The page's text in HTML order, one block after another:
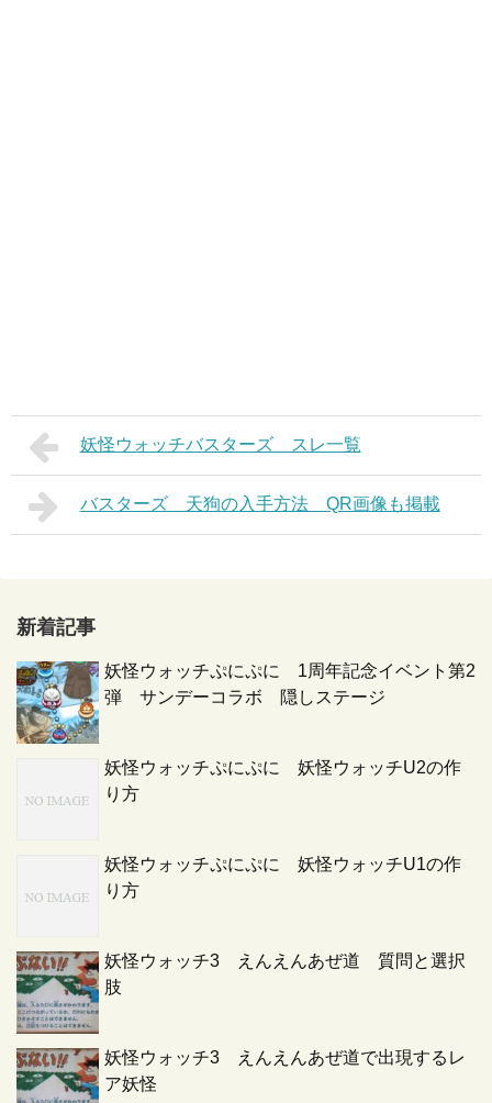
妖怪ウォッチバスターズ スレ一覧
バスターズ 天狗の入手方法 QR画像も掲載
新着記事
妖怪ウォッチぷにぷに 1周年記念イベント第2
弾 サンデーコラボ 隠しステージ
妖怪ウォッチぷにぷに 妖怪ウォッチU2の作
り方
妖怪ウォッチぷにぷに 妖怪ウォッチU1の作
り方
妖怪ウォッチ3 えんえんあぜ道 質問と選択
肢
妖怪ウォッチ3 えんえんあぜ道で出現するレ
ア妖怪